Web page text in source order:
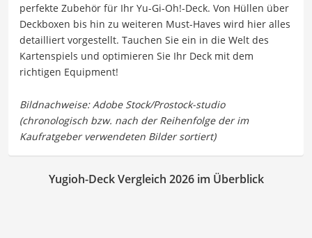
perfekte Zubehör für Ihr Yu-Gi-Oh!-Deck. Von Hüllen über
Deckboxen bis hin zu weiteren Must-Haves wird hier alles
detailliert vorgestellt. Tauchen Sie ein in die Welt des
Kartenspiels und optimieren Sie Ihr Deck mit dem
richtigen Equipment!
Yugioh-Deck Vergleich 2026 im Überblick